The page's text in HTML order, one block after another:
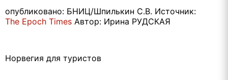
опубликовано: БНИЦ/Шпилькин С.В. Источник:
The Epoch Times Автор: Ирина РУДСКАЯ
Норвегия для туристов